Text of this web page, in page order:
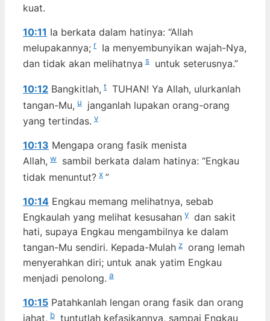
kuat.
10:11 Ia berkata dalam hatinya: “Allah
melupakannya; r
Ia menyembunyikan wajah-Nya,
dan tidak akan melihatnya s untuk seterusnya.”
10:12 Bangkitlah, t TUHAN! Ya Allah, ulurkanlah
tangan-Mu, u
janganlah lupakan orang-orang
yang tertindas. v
10:13 Mengapa orang fasik menista
Allah, w
sambil berkata dalam hatinya: “Engkau
tidak menuntut? x ”
10:14 Engkau memang melihatnya, sebab
Engkaulah yang melihat kesusahan y dan sakit
hati, supaya Engkau mengambilnya ke dalam
tangan-Mu sendiri. Kepada-Mulah z orang lemah
menyerahkan diri; untuk anak yatim Engkau
menjadi penolong. a
10:15 Patahkanlah lengan orang fasik dan orang
jahat, b tuntutlah kefasikannya, sampai Engkau